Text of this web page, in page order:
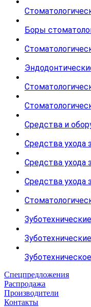
Боры
Средства и
Средства ухода
Средства ухода
Средства ухода
Спецпредложения
Распродажа
Производители
Контакты